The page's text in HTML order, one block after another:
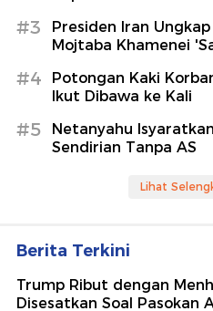
#3
Presiden Iran
Mojtaba Khamenei
#4
Potongan Kaki
Ikut Dibawa ke Kali
#5
Netanyahu
Sendirian Tanpa AS
Lihat
Berita Terkini
Trump Ribut dengan
Disesatkan Soal Pasokan